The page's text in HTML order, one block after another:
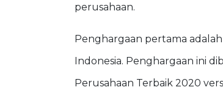
perusahaan.
Penghargaan pertama
Indonesia. Penghargaan ini
Perusahaan Terbaik 2020